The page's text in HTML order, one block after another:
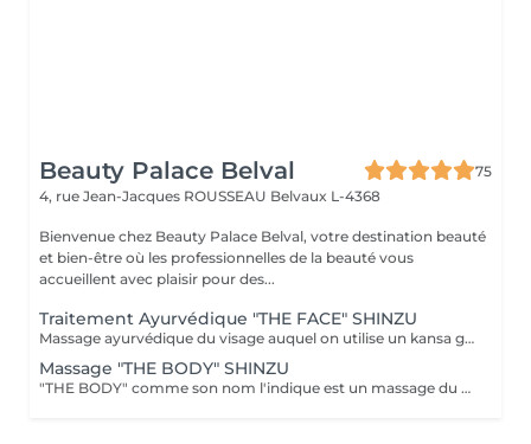
Beauty Palace Belval
75
4, rue Jean-Jacques ROUSSEAU Belvaux L-4368
Bienvenue chez Beauty Palace Belval, votre destination beauté
et bien-être où les professionnelles de la beauté vous
accueillent avec plaisir pour des...
Traitement Ayurvédique "THE FACE" SHINZU
Massage ayurvédique du visage auquel on utilise un kansa guérisseur de L'Inde. Celui-ci permet de rééquilibrer les énergies au corps, agit sur des points d'acupression pour améliorer la circulation, détendre les muscles, drainer, anti-stresse et raffermir l'ovale du visage. Résultats: *Détente *Peau lumineuse *Amélioration du tonus musculaire *Diminution des tensions faciales *Améliore les maux de tête *Anti-stress *Draine
Massage "THE BODY" SHINZU
"THE BODY" comme son nom l'indique est un massage du corps complet. (Cuir chevelu compris) Pratiqué à l'aide de KANSAS rugueux (métal guérisseur de l'inde) Voici ce que ce massage vous apportera: *Une meilleur oxygénation et circulation du sang *Il réactivera vos capacités, concentration et clarté mentale *Il améliorera vos défenses immunitaires *Il détoxifiera votre corps (drainage) *Il aidera à la régulation du sommeil *Il soulagera les tensions de la vie quotidienne *Il rééquilibrera vos énergies